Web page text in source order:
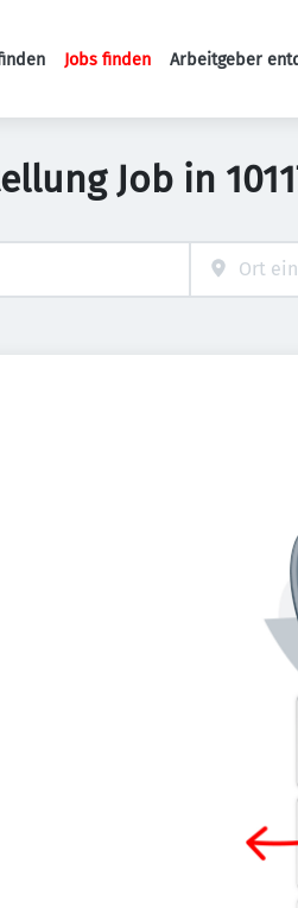
Haupt-
Jobs finden Arbeitgeber
Job in